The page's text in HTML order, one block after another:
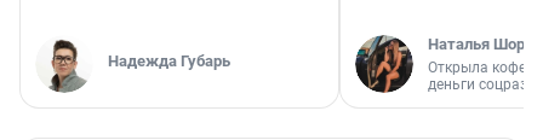
Надежда Губарь
Наталья
Открыла
деньги